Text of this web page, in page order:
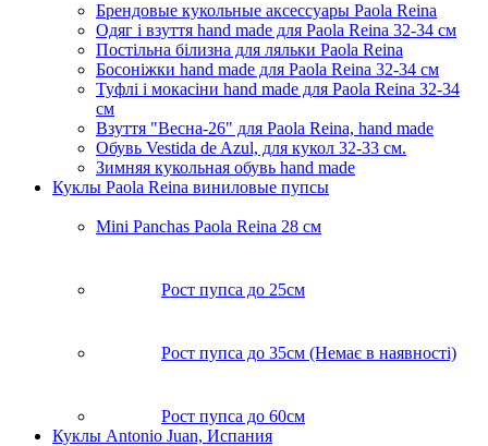
Брендовые кукольные аксессуары Paola Reina
Одяг і взуття hand made для Paola Reina 32-34 см
Постільна білизна для ляльки Paola Reina
Босоніжки hand made для Paola Reina 32-34 см
Туфлі і мокасіни hand made для Paola Reina 32-34
см
Взуття "Весна-26" для Paola Reina, hand made
Обувь Vestida de Azul, для кукол 32-33 см.
Зимняя кукольная обувь hand made
Куклы Paola Reina виниловые пупсы
Mini Panchas Paola Reina 28 cм
Рост пупса до 25см
Рост пупса до 35см (Немає в наявності)
Рост пупса до 60см
Куклы Antonio Juan, Испания